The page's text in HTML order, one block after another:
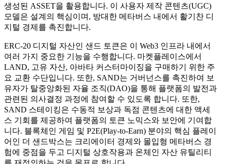
생성된 ASSET을 활용합니다. 이 사용자 제작 콘텐츠(UGC)
모델은 설계의 핵심이며, 방대한 메타버스 내에서 활기찬 디
지털 경제를 촉진합니다.
ERC-20 디지털 자산인 샌드 토큰은 이 Web3 인프라 내에서
여러 가지 중요한 기능을 수행합니다. 마켓플레이스에서
LAND, 고유 자산, 아바타 커스터마이징을 구매하기 위한 주
요 교환 수단입니다. 또한, SAND는 거버넌스를 촉진하여 보
유자가 탈중앙화된 자율 조직(DAO)을 통해 플랫폼의 발전과
관련된 의사결정 과정에 참여할 수 있도록 합니다. 또한,
SAND 스테이킹은 수동적 보상과 독점 콘텐츠에 대한 액세
스 기회를 제공하여 플랫폼의 토큰 노믹스와 보안에 기여합
니다. 블록체인 게임 및 P2E(Play-to-Earn) 분야의 핵심 플레이
어인 더 샌드박스는 크리에이터 경제와 몰입형 메타버스 경
험에 중점을 두고 디지털 상호작용과 온체인 자산 유틸리티